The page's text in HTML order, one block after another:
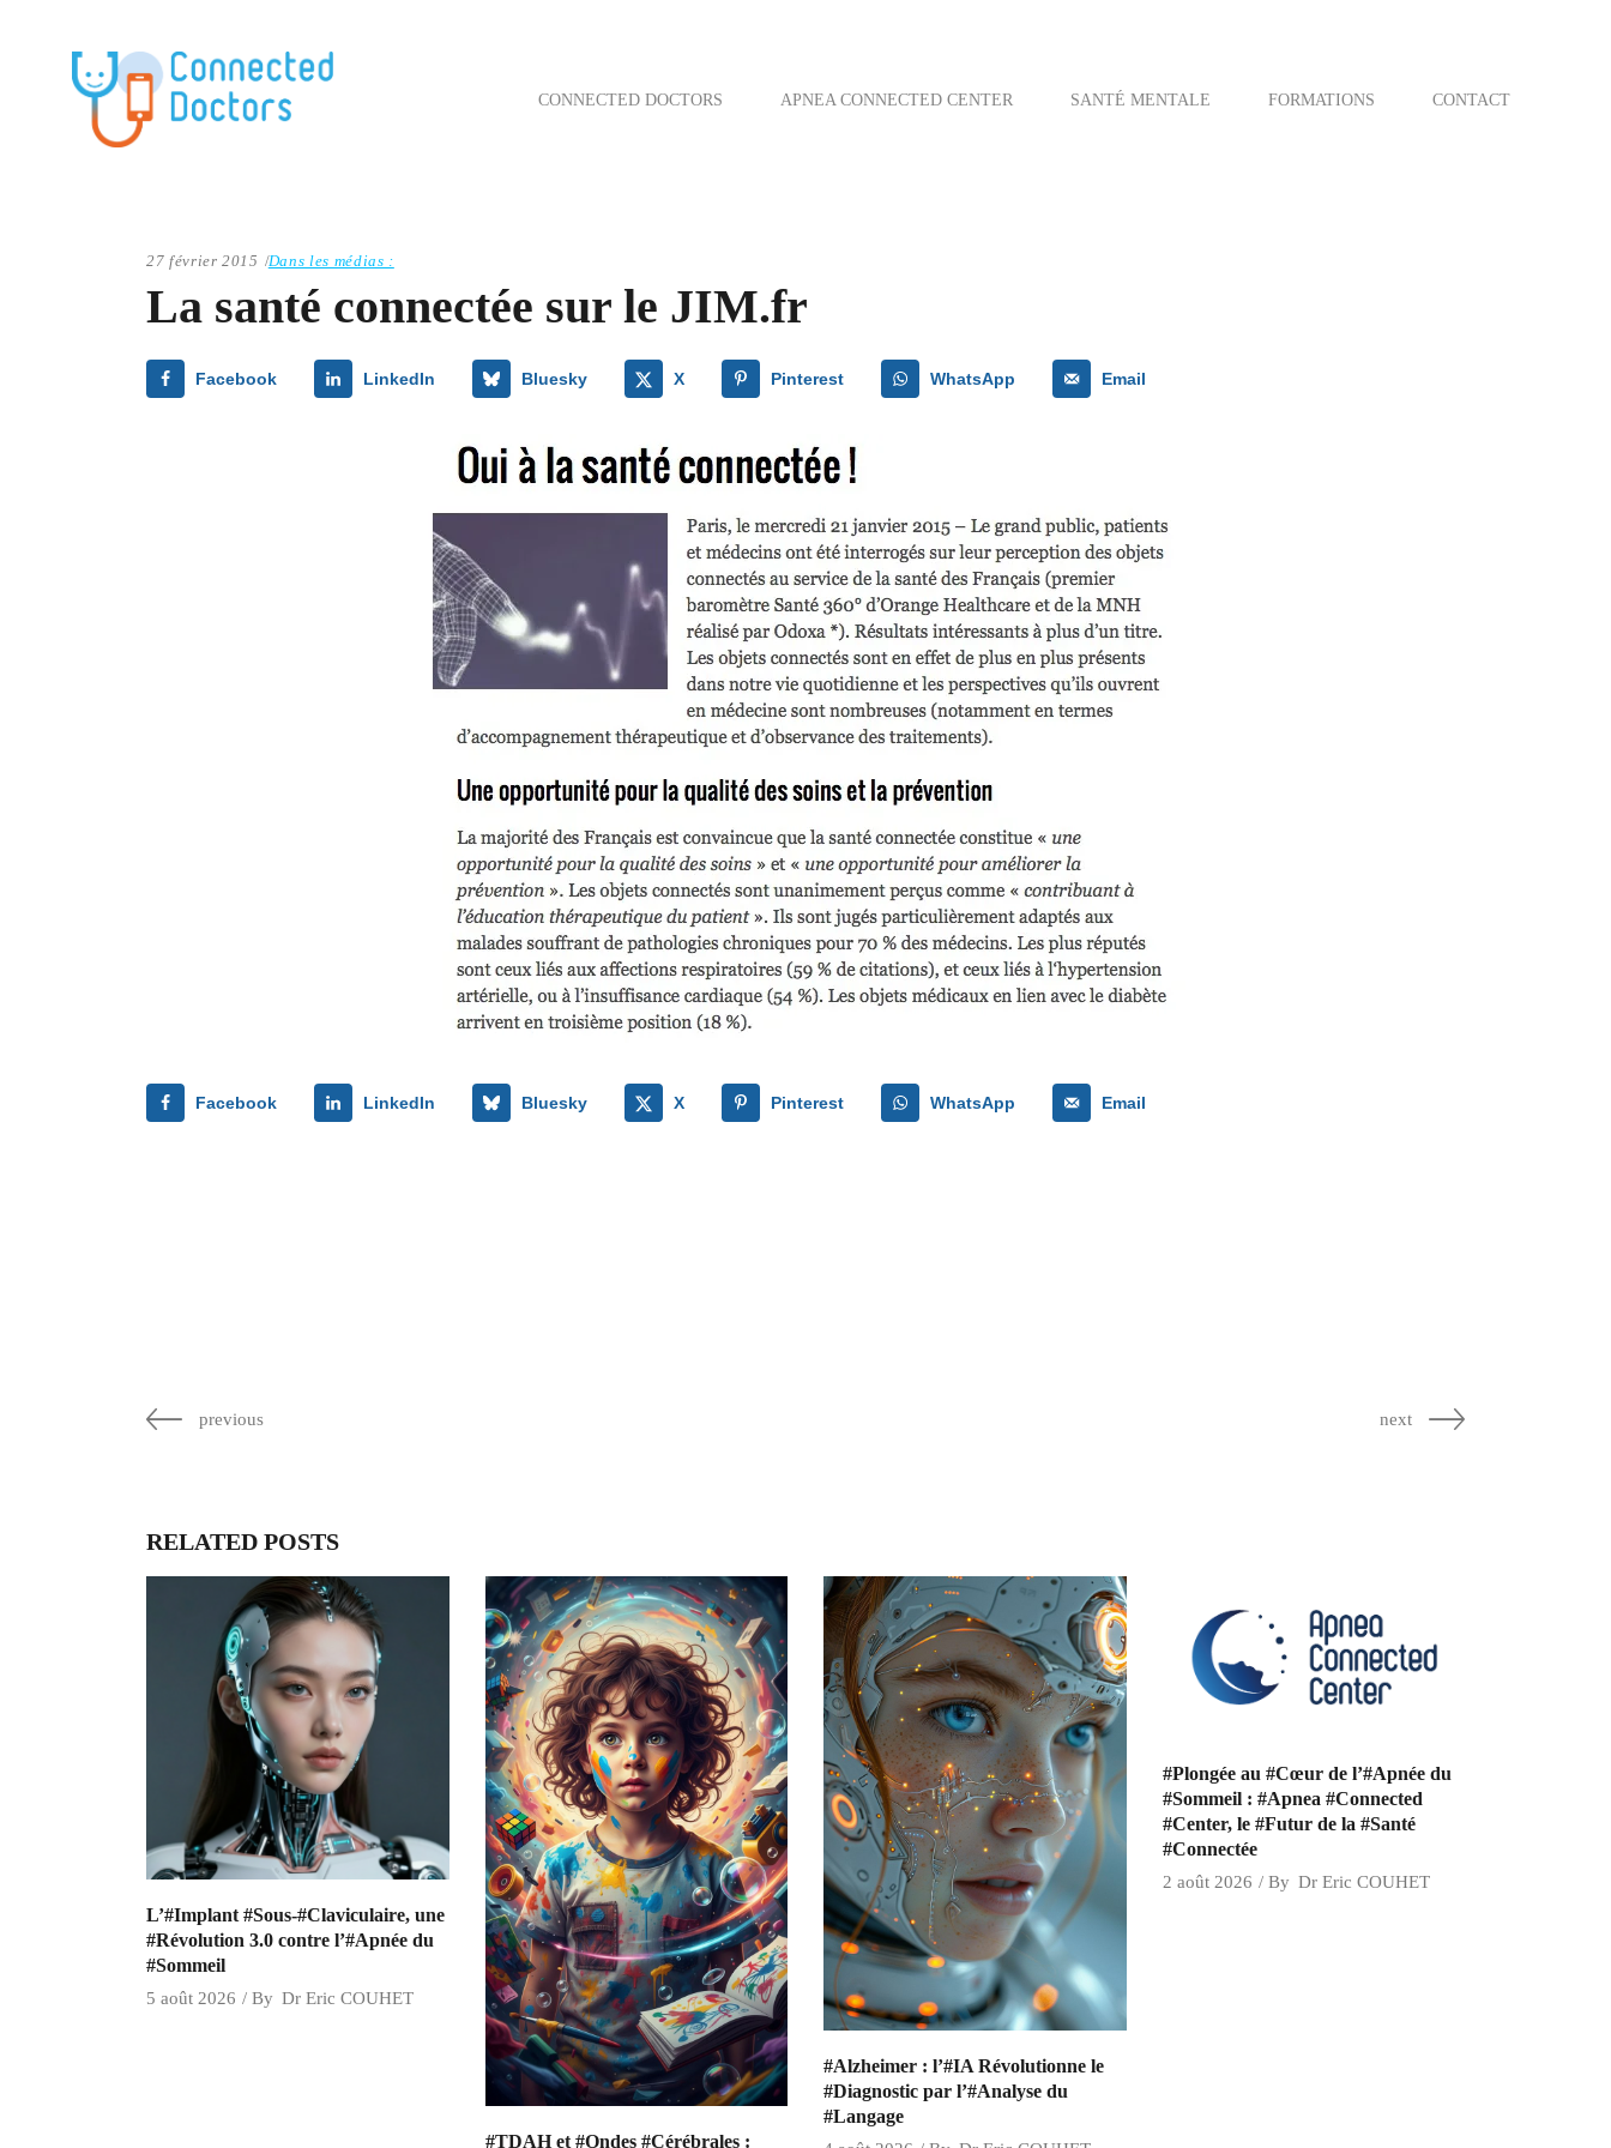
CONNECTED DOCTORS APNEA CONNECTED CENTER SANTÉ MENTALE FORMATIONS CONTACT
27 février 2015 Dans les médias :
La santé connectée sur le JIM.fr
Facebook LinkedIn Bluesky X Pinterest WhatsApp Email
Facebook LinkedIn Bluesky X Pinterest WhatsApp Email
previous next
RELATED POSTS
L’#Implant #Sous-#Claviculaire, une
#Révolution 3.0 contre l’#Apnée du
#Sommeil
5 août 2026 By Dr Eric COUHET
#TDAH et #Ondes #Cérébrales :
#Alzheimer : l’#IA Révolutionne le
#Diagnostic par l’#Analyse du
#Langage
#Plongée au #Cœur de l’#Apnée du
#Sommeil : #Apnea #Connected
#Center, le #Futur de la #Santé
#Connectée
2 août 2026 By Dr Eric COUHET